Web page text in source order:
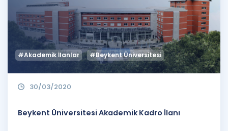
#Akademik İlanlar #Beykent Üniversitesi
30/03/2020
Beykent Üniversitesi Akademik Kadro İlanı